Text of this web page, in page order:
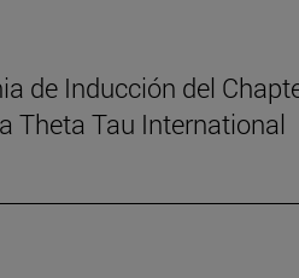
de Inducción del
Theta Tau International